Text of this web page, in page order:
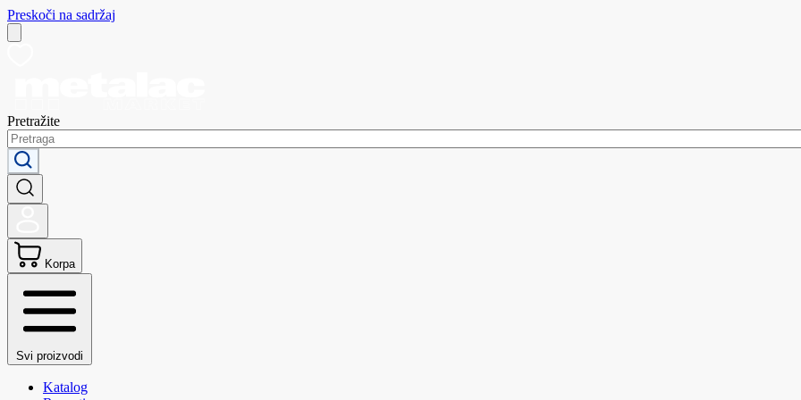
Preskoči na sadržaj
Pretražite
Korpa
Svi proizvodi
Katalog